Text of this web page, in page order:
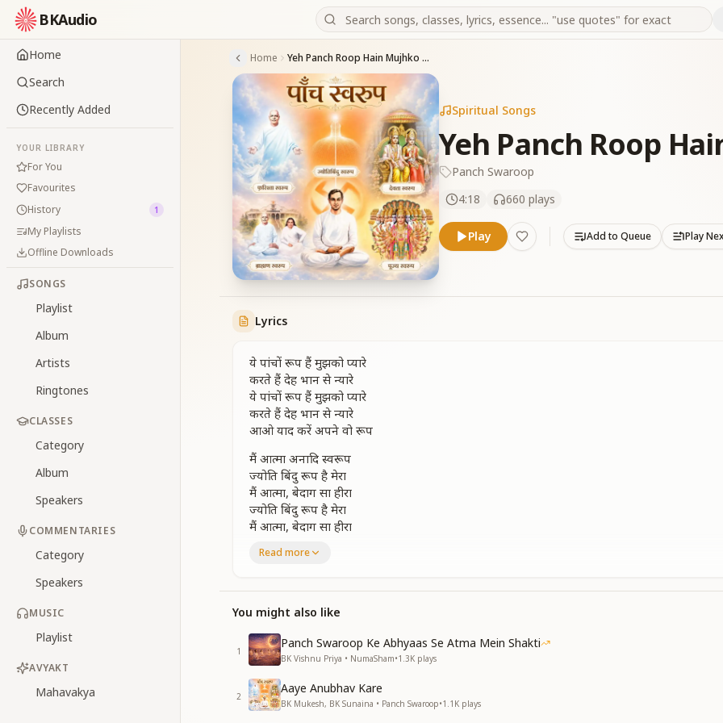
BKAudio
Home
Search
Recently Added
YOUR LIBRARY
For You
Favourites
History
1
My Playlists
Offline Downloads
SONGS
Playlist
Album
Artists
Ringtones
CLASSES
Category
Album
Speakers
COMMENTARIES
Category
Speakers
MUSIC
Playlist
AVYAKT
Mahavakya
Home Yeh Panch Roop Hain Mujhko Pyare
Spiritual Songs
Yeh Panch Roop
Panch Swaroop
4:18
660 plays
Play Add to Queue Play
Lyrics
ये पांचों रूप हैं मुझको प्यारे
करते हैं देह भान से न्यारे
ये पांचों रूप हैं मुझको प्यारे
करते हैं देह भान से न्यारे
आओ याद करें अपने वो रूप
मैं आत्मा अनादि स्वरूप
ज्योति बिंदु रूप है मेरा
मैं आत्मा, बेदाग सा हीरा
ज्योति बिंदु रूप है मेरा
मैं आत्मा, बेदाग सा हीरा
परम धाम का मैं हूँ नूर
सतयुग का दृश्य है न्यारा
मैं देवता, फूलों सा प्यारा
सतयुग का दृश्य है न्यारा
मैं देवता, फूलों सा प्यारा
देवों के संग, मैं रास करूँ
देवों के संग, मैं रास करूँ
Read more
You might also like
1
Panch Swaroop Ke Abhyaas Se Atma Mein Shakti
BK Vishnu Priya • NumaSham•1.3K plays
2
Aaye Anubhav Kare
BK Mukesh, BK Sunaina • Panch Swaroop•1.1K plays